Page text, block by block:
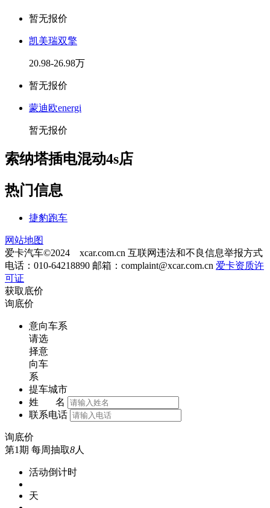
暂无报价
凯美瑞双擎
20.98-26.98万
暂无报价
蒙迪欧energi
暂无报价
索纳塔插电混动4s店
热门信息
捷豹跑车
网站地图
爱卡汽车©2024 xcar.com.cn 互联网违法和不良信息举报方式
电话：010-64218890 邮箱： complaint@xcar.com.cn 爱卡资质许
可证
获取底价
询底价
意向车系
请选
择意
向车
系
提车城市
姓 名
联系电话
询底价
第1期 每周抽取8人
活动倒计时
天